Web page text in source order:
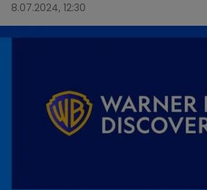
8.07.2024, 12:30